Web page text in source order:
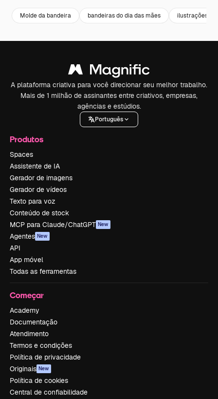
Molde da bandeira bandeiras do dia das mães ilustrações de
A plataforma criativa para você direcionar seu melhor trabalho.
Mais de 1 milhão de assinantes entre criativos, empresas,
agências e estúdios.
Português
Produtos
Spaces
Assistente de IA
Gerador de imagens
Gerador de vídeos
Texto para voz
Conteúdo de stock
MCP para Claude/ChatGPT New
Agentes New
API
App móvel
Todas as ferramentas
Começar
Academy
Documentação
Atendimento
Termos e condições
Política de privacidade
Originais New
Política de cookies
Central de confiabilidade